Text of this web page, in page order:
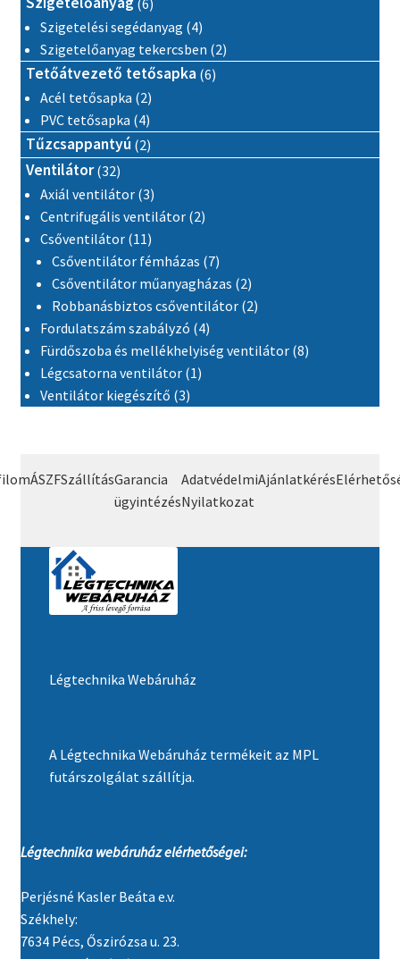
Szigetelési segédanyag 44 termék
Szigetelőanyag tekercsben 22 termék
Tetőátvezető tetősapka 66 termék
Acél tetősapka 22 termék
PVC tetősapka 44 termék
Tűzcsappantyú 22 termék
Ventilátor 3232 termék
Axiál ventilátor 33 termék
Centrifugális ventilátor 22 termék
Csőventilátor 1111 termék
Csőventilátor fémházas 77 termék
Csőventilátor műanyagházas 22 termék
Robbanásbiztos csőventilátor 22 termék
Fordulatszám szabályzó 44 termék
Fürdőszoba és mellékhelyiség ventilátor 88 termék
Légcsatorna ventilátor 11 termék
Ventilátor kiegészítő 33 termék
ÁSZFSzállításGarancia
ügyintézés
Adatvédelmi
Nyilatkozat
Ajánlatkérés
Légtechnika Webáruház
A Légtechnika Webáruház termékeit az MPL
futárszolgálat szállítja.
Légtechnika webáruház elérhetőségei:
Perjésné Kasler Beáta e.v.
Székhely:
7634 Pécs, Őszirózsa u. 23.